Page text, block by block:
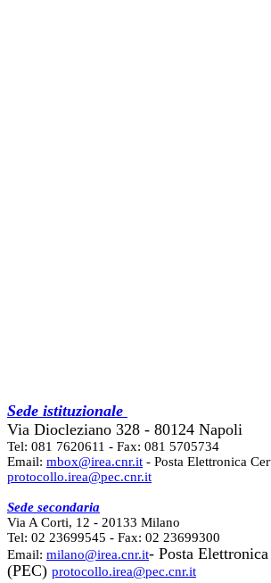
Sede istituzionale
Via Diocleziano 328 - 80124 Napoli
Tel: 081 7620611 - Fax: 081 5705734
Email: mbox@irea.cnr.it - Posta Elettronica
protocollo.irea@pec.cnr.it
Sede secondaria
Via A Corti, 12 - 20133 Milano
Tel: 02 23699545 - Fax: 02 23699300
Email: milano@irea.cnr.it- Posta
(PEC) protocollo.irea@pec.cnr.it